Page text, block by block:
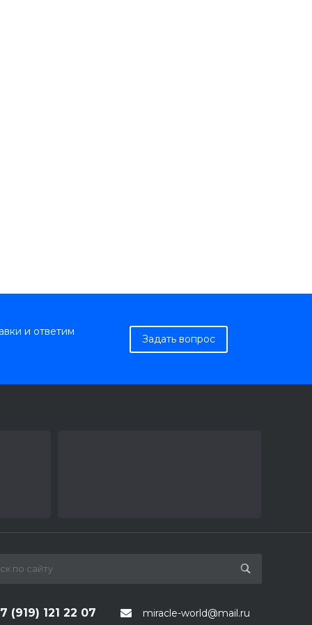
и ответим
Задать вопрос
(919) 121 22 07 miracle-world@mail.ru